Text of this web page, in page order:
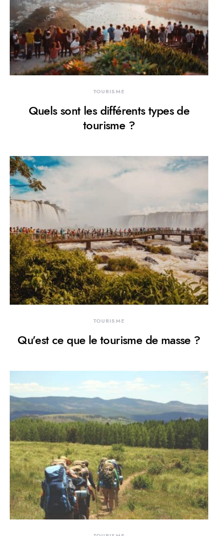
TOURISME
Quels sont les différents types de
tourisme ?
TOURISME
Qu’est ce que le tourisme de masse ?